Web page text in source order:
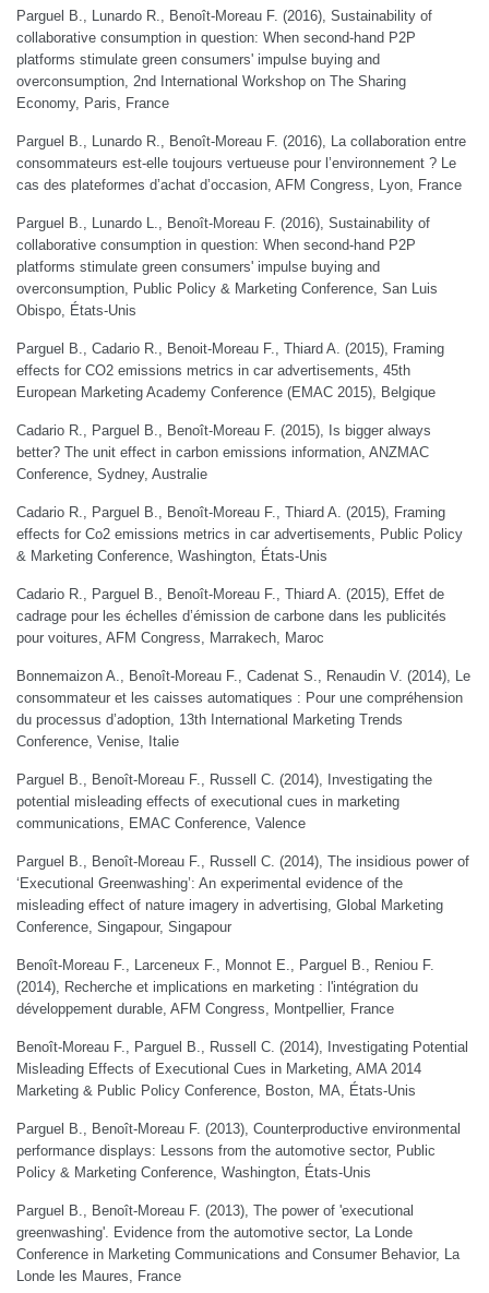
Parguel B., Lunardo R., Benoît-Moreau F. (2016), Sustainability of
collaborative consumption in question: When second-hand P2P
platforms stimulate green consumers' impulse buying and
overconsumption, 2nd International Workshop on The Sharing
Economy, Paris, France
Parguel B., Lunardo R., Benoît-Moreau F. (2016), La collaboration entre
consommateurs est-elle toujours vertueuse pour l’environnement ? Le
cas des plateformes d’achat d’occasion, AFM Congress, Lyon, France
Parguel B., Lunardo L., Benoît-Moreau F. (2016), Sustainability of
collaborative consumption in question: When second-hand P2P
platforms stimulate green consumers' impulse buying and
overconsumption, Public Policy & Marketing Conference, San Luis
Obispo, États-Unis
Parguel B., Cadario R., Benoit-Moreau F., Thiard A. (2015), Framing
effects for CO2 emissions metrics in car advertisements, 45th
European Marketing Academy Conference (EMAC 2015), Belgique
Cadario R., Parguel B., Benoît-Moreau F. (2015), Is bigger always
better? The unit effect in carbon emissions information, ANZMAC
Conference, Sydney, Australie
Cadario R., Parguel B., Benoît-Moreau F., Thiard A. (2015), Framing
effects for Co2 emissions metrics in car advertisements, Public Policy
& Marketing Conference, Washington, États-Unis
Cadario R., Parguel B., Benoît-Moreau F., Thiard A. (2015), Effet de
cadrage pour les échelles d’émission de carbone dans les publicités
pour voitures, AFM Congress, Marrakech, Maroc
Bonnemaizon A., Benoît-Moreau F., Cadenat S., Renaudin V. (2014), Le
consommateur et les caisses automatiques : Pour une compréhension
du processus d’adoption, 13th International Marketing Trends
Conference, Venise, Italie
Parguel B., Benoît-Moreau F., Russell C. (2014), Investigating the
potential misleading effects of executional cues in marketing
communications, EMAC Conference, Valence
Parguel B., Benoît-Moreau F., Russell C. (2014), The insidious power of
‘Executional Greenwashing’: An experimental evidence of the
misleading effect of nature imagery in advertising, Global Marketing
Conference, Singapour, Singapour
Benoît-Moreau F., Larceneux F., Monnot E., Parguel B., Reniou F.
(2014), Recherche et implications en marketing : l'intégration du
développement durable, AFM Congress, Montpellier, France
Benoît-Moreau F., Parguel B., Russell C. (2014), Investigating Potential
Misleading Effects of Executional Cues in Marketing, AMA 2014
Marketing & Public Policy Conference, Boston, MA, États-Unis
Parguel B., Benoît-Moreau F. (2013), Counterproductive environmental
performance displays: Lessons from the automotive sector, Public
Policy & Marketing Conference, Washington, États-Unis
Parguel B., Benoît-Moreau F. (2013), The power of 'executional
greenwashing'. Evidence from the automotive sector, La Londe
Conference in Marketing Communications and Consumer Behavior, La
Londe les Maures, France